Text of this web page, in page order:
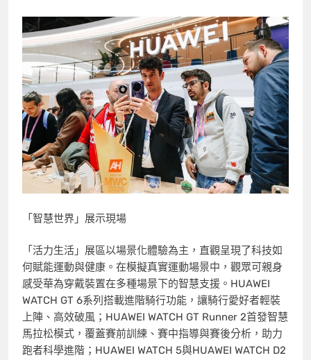
「智慧世界」展示現場
「活力生活」展區以場景化體驗為主，直觀呈現了科技如
何賦能運動與健康。在模擬真實運動場景中，觀眾可親身
感受華為穿戴裝置在多種場景下的智慧支援。HUAWEI
WATCH GT 6系列搭載進階騎行功能，讓騎行愛好者輕裝
上陣、高效破風；HUAWEI WATCH GT Runner 2首發智慧
馬拉松模式，覆蓋賽前訓練、賽中指導與賽後分析，助力
跑者科學進階；HUAWEI WATCH 5與HUAWEI WATCH D2